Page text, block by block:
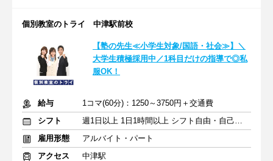
個別教室のトライ 中津駅前校
【塾の先生≪小学生対象/国語・社会≫】＼
大学生積極採用中／1科目だけの指導で◎私
服OK！
給与
1コマ(60分)：1250～3750円＋交通費
シフト
週1日以上 1日1時間以上 シフト自由・自己申告
雇用形態
アルバイト・パート
アクセス
中津駅